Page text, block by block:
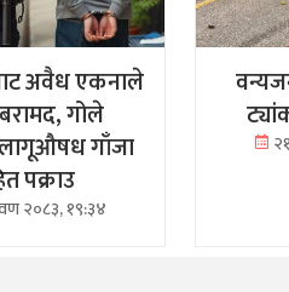
अवैध एकनाले
गोले
गाँजा
पक्राउ
२०८३, १९:३४